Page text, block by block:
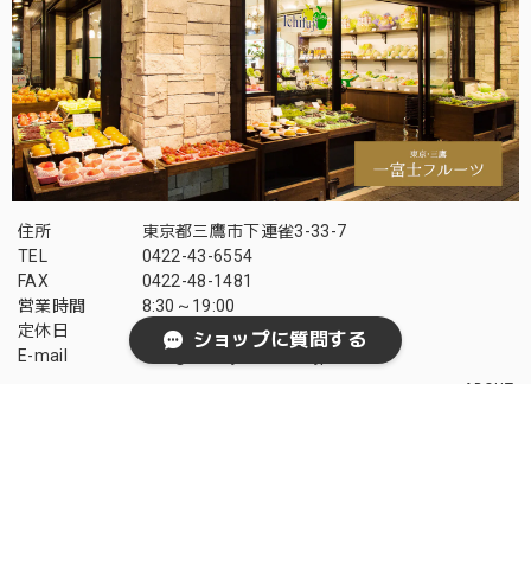
住所
東京都三鷹市下連雀3-33-7
TEL
0422-43-6554
FAX
0422-48-1481
営業時間
8:30～19:00
定休日
毎週水曜（臨時休業有）
E-mail
info@ichifuji-fruits.co.jp
ABOUT
ショップに質問する